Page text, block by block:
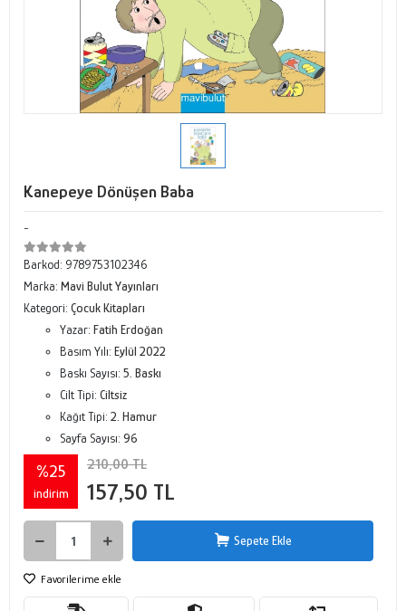
Kanepeye Dönüşen Baba
-
Barkod: 9789753102346
Marka: Mavi Bulut Yayınları
Kategori: Çocuk Kitapları
Yazar: Fatih Erdoğan
Basım Yılı: Eylül 2022
Baskı Sayısı: 5. Baskı
Cilt Tipi: Ciltsiz
Kağıt Tipi: 2. Hamur
Sayfa Sayısı: 96
%25
indirim
210,00 TL
157,50 TL
Sepete Ekle
Favorilerime ekle